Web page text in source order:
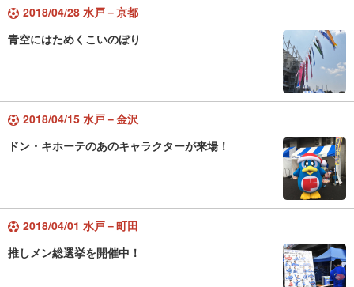
2018/04/28 水戸－京都
青空にはためくこいのぼり
2018/04/15 水戸－金沢
ドン・キホーテのあのキャラクターが来場！
2018/04/01 水戸－町田
推しメン総選挙を開催中！